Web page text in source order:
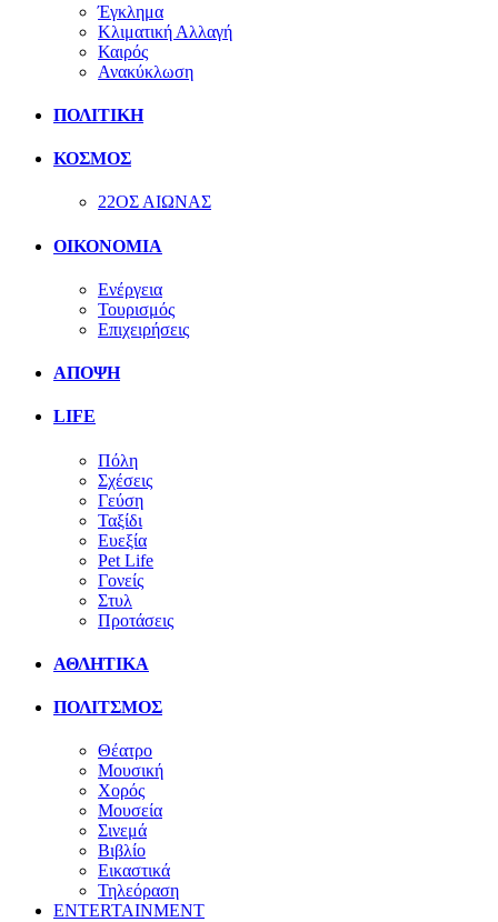
Έγκλημα
Κλιματική Αλλαγή
Καιρός
Ανακύκλωση
ΠΟΛΙΤΙΚΗ
ΚΟΣΜΟΣ
22ΟΣ ΑΙΩΝΑΣ
ΟΙΚΟΝΟΜΙΑ
Ενέργεια
Τουρισμός
Επιχειρήσεις
ΑΠΟΨΗ
LIFE
Πόλη
Σχέσεις
Γεύση
Ταξίδι
Ευεξία
Pet Life
Γονείς
Στυλ
Προτάσεις
ΑΘΛΗΤΙΚΑ
ΠΟΛΙΤΣΜΟΣ
Θέατρο
Μουσική
Χορός
Μουσεία
Σινεμά
Βιβλίο
Εικαστικά
Τηλεόραση
ENTERTAINMENT